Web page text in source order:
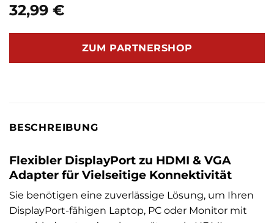
32,99 €
ZUM PARTNERSHOP
BESCHREIBUNG
Flexibler DisplayPort zu HDMI & VGA
Adapter für Vielseitige Konnektivität
Sie benötigen eine zuverlässige Lösung, um Ihren
DisplayPort-fähigen Laptop, PC oder Monitor mit